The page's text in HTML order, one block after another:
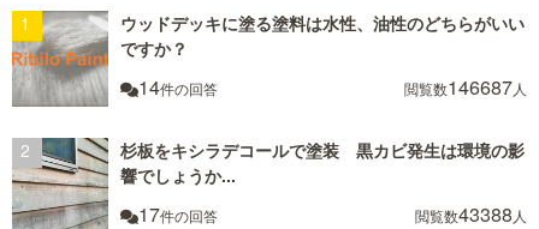
ウッドデッキに塗る塗料は水性、油性のどちらがいい
ですか？
14件の回答 閲覧数146687人
杉板をキシラデコールで塗装 黒カビ発生は環境の影
響でしょうか...
17件の回答 閲覧数43388 人